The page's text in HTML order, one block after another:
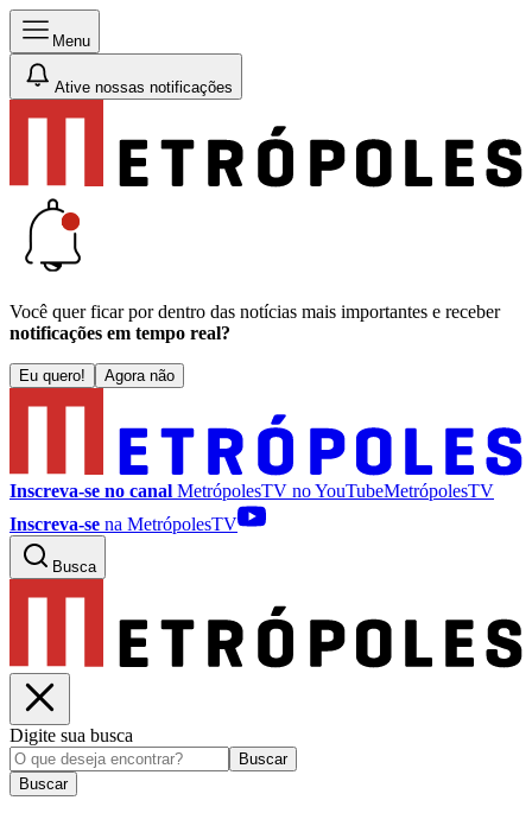
Menu
Ative nossas notificações
Você quer ficar por dentro das notícias mais importantes e receber
notificações em tempo real?
Eu quero! Agora não
Inscreva-se no canal MetrópolesTV noYouTubeMetrópolesTV
Inscreva-se na MetrópolesTV
Busca
Digite sua busca
Buscar
Buscar